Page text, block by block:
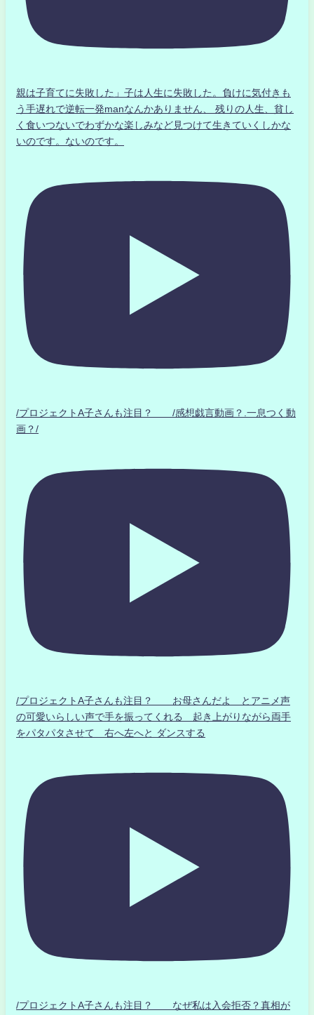
親は子育てに失敗した」子は人生に失敗した。負けに気付きも
う手遅れで逆転一発manなんかありません、 残りの人生、貧し
く食いつないでわずかな楽しみなど見つけて生きていくしかな
いのです。ないのです。
/プロジェクトA子さんも注目？ /感想戯言動画？.一息つく動
画？/
/プロジェクトA子さんも注目？ お母さんだよ とアニメ声
の可愛いらしい声で手を振ってくれる 起き上がりながら両手
をパタパタさせて 右へ左へと ダンスする
/プロジェクトA子さんも注目？ なぜ私は入会拒否？真相が